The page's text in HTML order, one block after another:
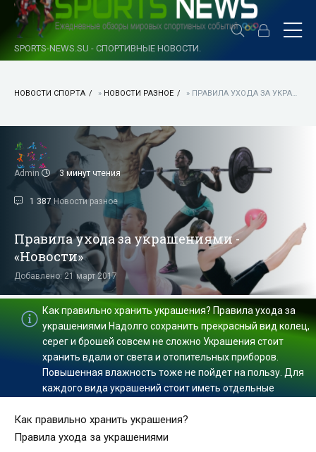
SPORTS-NEWS.SU - СПОРТИВНЫЕ НОВОСТИ.
НОВОСТИ СПОРТА » НОВОСТИ РАЗНОЕ » ПРАВИЛА УХОДА ЗА УКРАШЕНИЯМИ - «НОВОСТИ»
Admin 3 минут чтения
1 387 Новости разное
Правила ухода за украшениями -
«Новости»
Добавлено: 21 март 2017
Как правильно хранить украшения? Правила ухода за
украшениями Надолго сохранить прекрасный вид колец,
серег и брошей совсем не сложно Украшения стоит
хранить вдали от света и отопительных приборов.
Повышенная влажность тоже не пойдет на пользу. Для
каждого вида украшений стоит иметь отдельные
Как правильно хранить украшения?
Правила ухода за украшениями